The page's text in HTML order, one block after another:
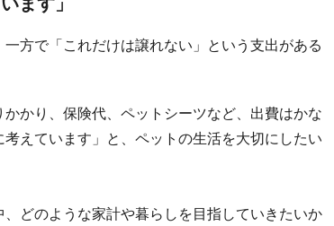
方で「これだけは譲れない」という支出がある
かり、保険代、ペットシーツなど、出費はかな
えています」と、ペットの生活を大切にしたい
どのような家計や暮らしを目指していきたいか